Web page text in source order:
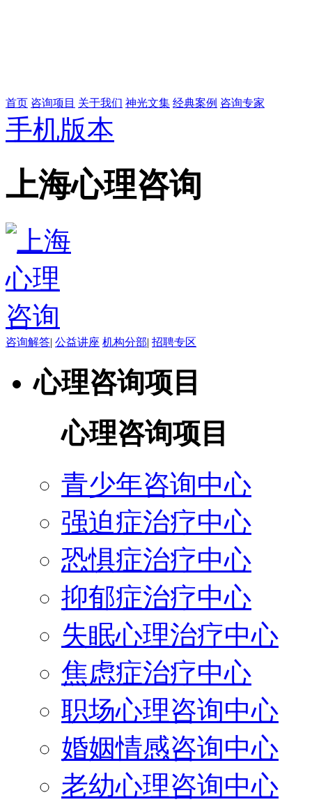
首页 咨询项目 关于我们 神光文集 经典案例 咨询专家
手机版本
上海心理咨询
咨询解答| 公益讲座 机构分部| 招聘专区
心理咨询项目
心理咨询项目
青少年咨询中心
强迫症治疗中心
恐惧症治疗中心
抑郁症治疗中心
失眠心理治疗中心
焦虑症治疗中心
职场心理咨询中心
婚姻情感咨询中心
老幼心理咨询中心